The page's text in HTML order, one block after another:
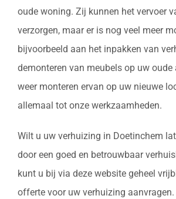
oude woning. Zij kunnen het vervoer
verzorgen, maar er is nog veel meer
bijvoorbeeld aan het inpakken van
demonteren van meubels op uw oude
weer monteren ervan op uw nieuwe
allemaal tot onze werkzaamheden.
Wilt u uw verhuizing in Doetinchem
door een goed en betrouwbaar
kunt u bij via deze website geheel
offerte voor uw verhuizing